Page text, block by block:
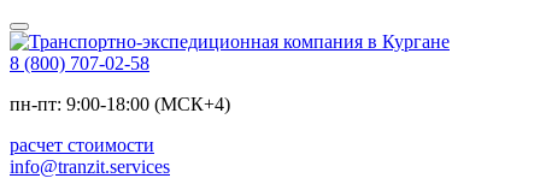
8 (800) 707-02-58
пн-пт: 9:00-18:00 (МСК+4)
расчет стоимости
info@tranzit.services